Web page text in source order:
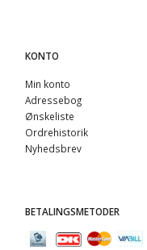
KONTO
Min konto
Adressebog
Ønskeliste
Ordrehistorik
Nyhedsbrev
BETALINGSMETODER